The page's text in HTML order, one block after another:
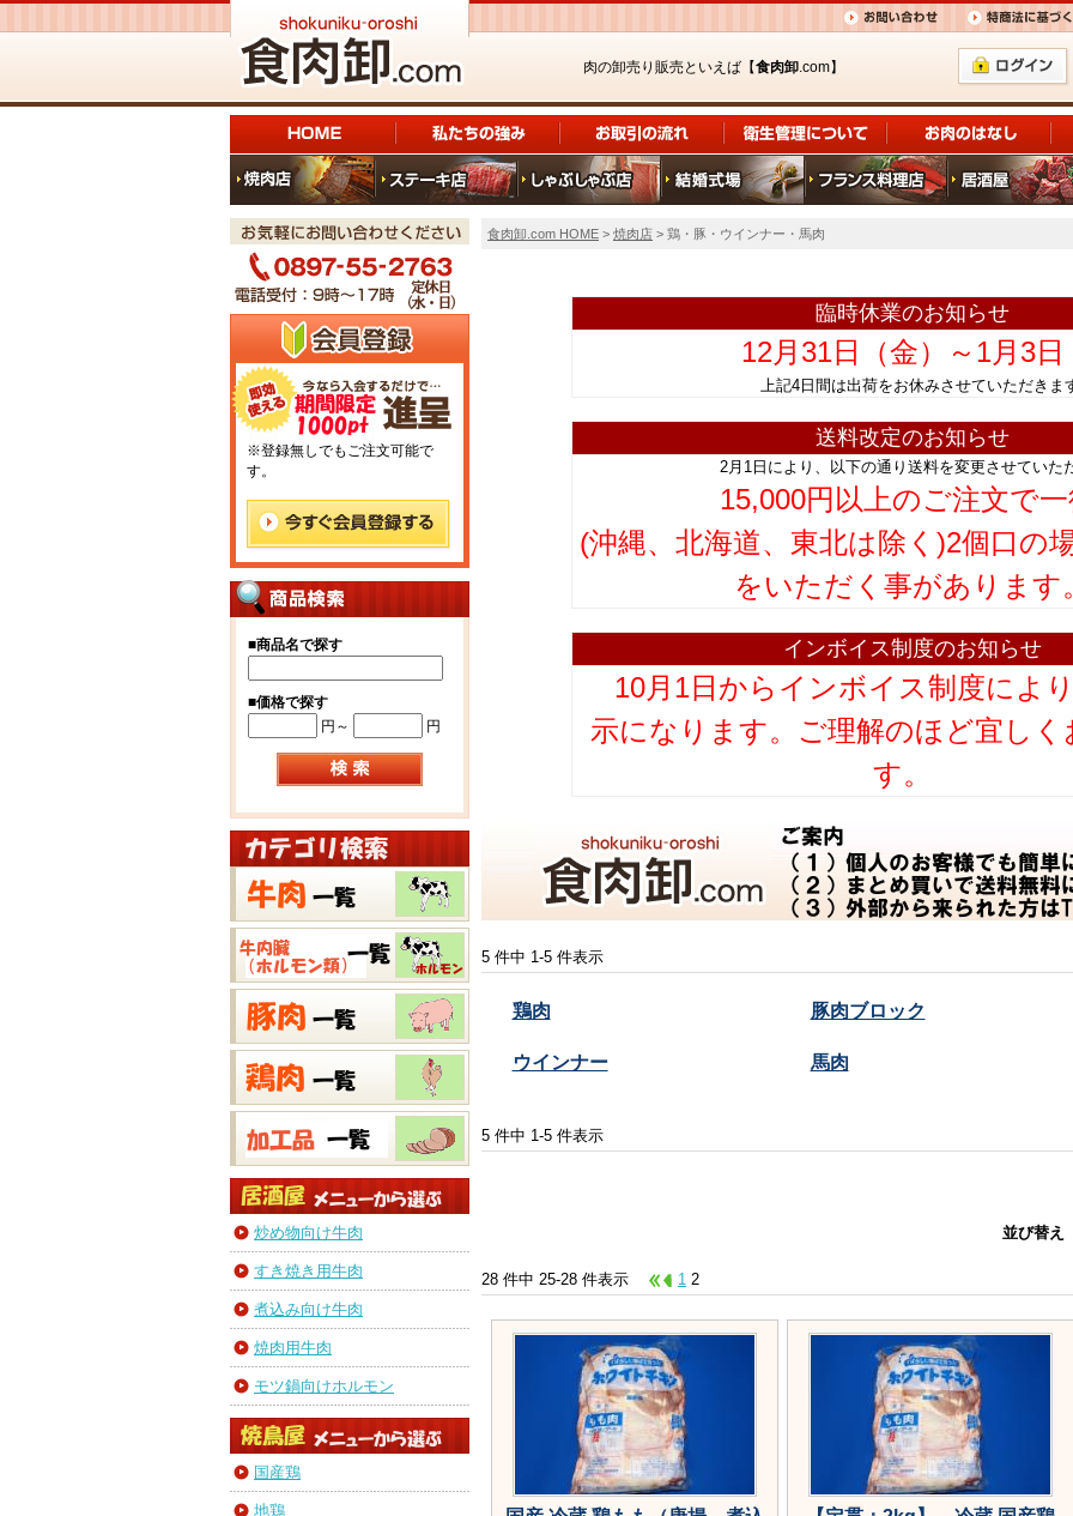
肉の卸売り販売といえば【食肉卸.com】
※登録無しでもご注文可能で
す。
■商品名で探す
■価格で探す
円～
円
炒め物向け牛肉
すき焼き用牛肉
煮込み向け牛肉
焼肉用牛肉
モツ鍋向けホルモン
国産鶏
地鶏
食肉卸.com HOME > 焼肉店 > 鶏・豚・ウインナー・馬肉
臨時休業のお知らせ
12月31日（金）～1月3日
上記4日間は出荷をお休みさせていただ
送料改定のお知らせ
2月1日により、以下の通り送料を変更させていた
15,000円以上のご注文で
(沖縄、北海道、東北は除く)2個口の
をいただく事があります
インボイス制度のお知らせ
10月1日からインボイス制度によ
示になります。ご理解のほど宜し
す。
5 件中 1-5 件表示
鶏肉 豚肉ブロック
ウインナー 馬肉
5 件中 1-5 件表示
並び替え
28 件中 25-28 件表示 1 2